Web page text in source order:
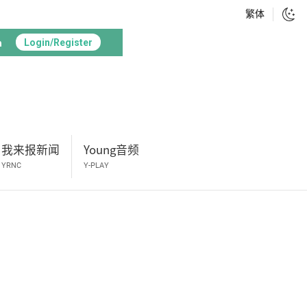
繁体
Login/Register
我来报新闻
YRNC
Young音频
Y-PLAY